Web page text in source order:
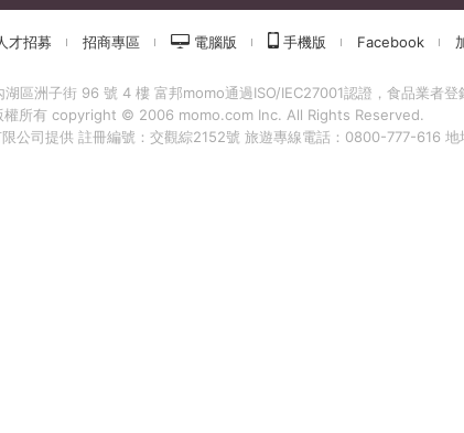
才招募 招商專區 電腦版 手機版 Facebook
湖區洲子街 96 號 4 樓 富邦momo通過ISO/IEC27001認證，食品業者
權所有 copyright © 2006 momo.com Inc. All Rights Reserved.
公司提供 註冊編號：交觀綜2152號 旅遊專線電話：0800-777-616